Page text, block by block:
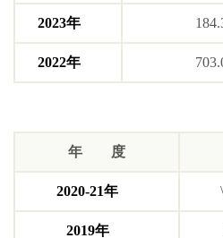
2026年5月21日-5月24日
袖ヶ浦カンツリークラブ 袖
賞金総額：￥100,000,000
結果 1
2026年5月15日-5月17日
賞金総額：￥120,000,000
2023年
2022年
年 度
2020-21年
2019年